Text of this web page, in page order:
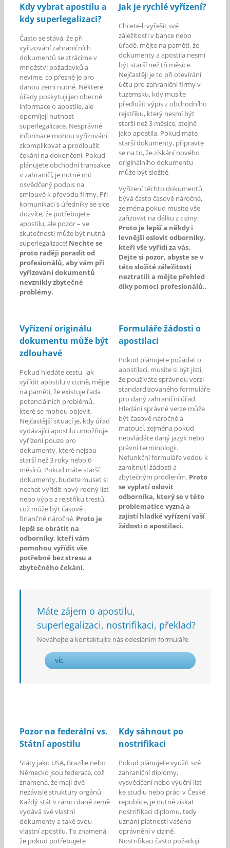
Kdy vybrat apostilu a
kdy superlegalizaci?
Často se stává, že při
vyřizování zahraničních
dokumentů se ztrácíme v
množství požadavků a
nevíme, co přesně je pro
danou zemi nutné. Některé
úřady poskytují jen obecné
informace o apostile, ale
opomíjejí nutnost
superlegalizace. Nesprávné
informace mohou vyřizování
zkomplikovat a prodloužit
čekání na dokončení. Pokud
plánujete obchodní transakce
v zahraničí, je nutné mít
osvědčený podpis na
smlouvě k převodu firmy. Při
komunikaci s úředníky se sice
dozvíte, že potřebujete
apostilu, ale pozor – ve
skutečnosti může být nutná
superlegalizace! Nechte se
proto raději poradit od
profesionálů, aby vám při
vyřizování dokumentů
nevznikly zbytečné
problémy.
Jak je rychlé vyřízení?
Chcete-li vyřešit své
záležitosti v bance nebo
úřadě, mějte na paměti, že
dokumenty a apostila nesmí
být starší než tři měsíce.
Nejčastěji je to při otevírání
účtu pro zahraniční firmy v
tuzemsku, kdy musíte
předložit výpis z obchodního
rejstříku, který nesmí být
starší než 3 měsíce, stejně
jako apostila. Pokud máte
starší dokumenty, připravte
se na to, že získání nového
originálního dokumentu
může být složité.
Vyřízení těchto dokumentů
bývá často časově náročné,
zejména pokud musíte vše
zařizovat na dálku z ciziny.
Proto je lepší a někdy i
levnější oslovit odborníky,
kteří vše vyřídí za vás.
Dejte si pozor, abyste se v
této složité záležitosti
neztratili a mějte přehled
díky pomoci profesionálů..
Vyřízení originálu
dokumentu může být
zdlouhavé
Pokud hledáte cestu, jak
vyřídit apostilu v cizině, mějte
na paměti, že existuje řada
potenciálních problémů,
které se mohou objevit.
Nejčastější situací je, kdy úřad
vydávající apostilu umožňuje
vyřízení pouze pro
dokumenty, které nejsou
starší než 3 roky nebo 6
měsíců. Pokud máte starší
dokumenty, budete muset si
nechat vyřídit nový rodný list
nebo výpis z rejstříku trestů,
což může být časově i
finančně náročné. Proto je
lepší se obrátit na
odborníky, kteří vám
pomohou vyřídit vše
potřebné bez stresu a
zbytečného čekání.
Formuláře žádosti o
apostilaci
Pokud plánujete požádat o
apostilaci, musíte si být jisti,
že používáte správnou verzi
standardizovaného formuláře
pro daný zahraniční úřad.
Hledání správné verze může
být časově náročné a
matoucí, zejména pokud
neovládáte daný jazyk nebo
právní terminologii.
Nefunkční formuláře vedou k
zamítnutí žádosti a
zbytečným prodlením. Proto
se vyplatí oslovit
odborníka, který se v této
problematice vyzná a
zajistí hladké vyřízení vaší
žádosti o apostilaci.
Máte zájem o apostilu,
superlegalizaci, nostrifikaci, překlad?
Neváhejte a kontaktujte nás odesláním formuláře
VÍC
Pozor na federální vs.
Státní apostilu
Státy jako USA, Brazílie nebo
Německo jsou federace, což
znamená, že mají dvě
nezávislé struktury orgánů.
Každý stát v rámci dané země
vydává své vlastní
dokumenty a také svou
vlastní apostilu. To znamená,
že pokud potřebujete
Kdy sáhnout po
nostrifikaci
Pokud plánujete využít své
zahraniční diplomy,
vysvědčení nebo výuční list
ke studiu nebo práci v České
republice, je nutné získat
nostrifikaci diplomu, tedy
uznání platnosti vašeho
oprávnění v cizině.
Nostrifikaci často požadují